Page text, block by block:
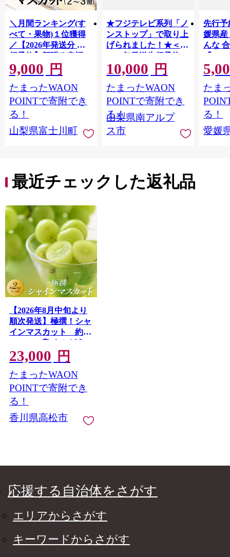
＼月間ランキング(す
べて・果物)１位獲得
／【2026年発送分 先
行予約】頬張る幸福
感 〜緑の宝石・ シ
ャインマスカット 〜
１ｋｇ以上（２〜３
房） フルーツ 山梨県
産 果物 くだもの シャ
イン マスカット ぶど
う ブドウ 葡萄 大粒 種
9,000 円
たまったWAON
POINTで寄附でき
る！
山梨県富士川町
★フジテレビ系列「ノ
ンストップ」で取り上
げられました！★＜
2026年発送先行予約＞
南アルプス市産シャイ
ンマスカット1.2kg以
上（2～3房） クール
便発送 ALPAG007
10,000 円
たまったWAON
POINTで寄附でき
る！
山梨県南アルプ
ス市
先行予
媛県産
んな
『
出荷
ご自宅
マド
あり
ツ 高
産地直
レンジ
たま
る！
愛媛
最近チェックした返礼品
【2026年8月中旬より
順次発送】極撰！シャ
インマスカット 約
2kg(3～5房)｜ぶどう
マスカット シャイン
マスカット ブドウ 種
なしぶどう 種無し 葡
萄 果物 フルーツ くだ
もの 先行予約 冷蔵 香
川 高松
23,000 円
たまったWAON
POINTで寄附でき
る！
香川県高松市
応援する自治体をさがす
エリアからさがす
キーワードからさがす